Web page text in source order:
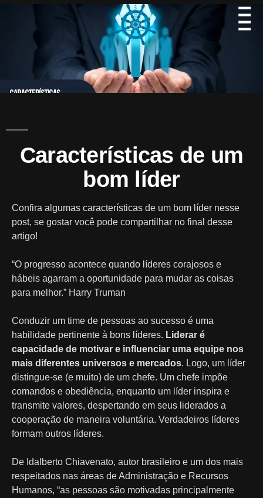
Características de um
bom líder
Confira algumas características de um bom líder nesse
post, se gostar você pode compartilhar no final desse
artigo!
“O progresso acontece quando líderes corajosos e
hábeis agarram a oportunidade para mudar as coisas
para melhor.” Harry Truman
Conduzir um time de pessoas ao sucesso é uma
habilidade pertinente à bons líderes. Liderar é
capacidade de motivar e influenciar uma equipe nos
mais diferentes universos e mercados. Logo, um líder
distingue-se (e muito) de um chefe. Um chefe impõe
comandos e obediência, enquanto um líder inspira e
transmite valores, despertando em seus liderados a
cooperação de maneira voluntária. Verdadeiros líderes
formam outros líderes.
De Idalberto Chiavenato, autor brasileiro e um dos mais
respeitados nas áreas de Administração e Recursos
Humanos, “as pessoas são motivadas principalmente